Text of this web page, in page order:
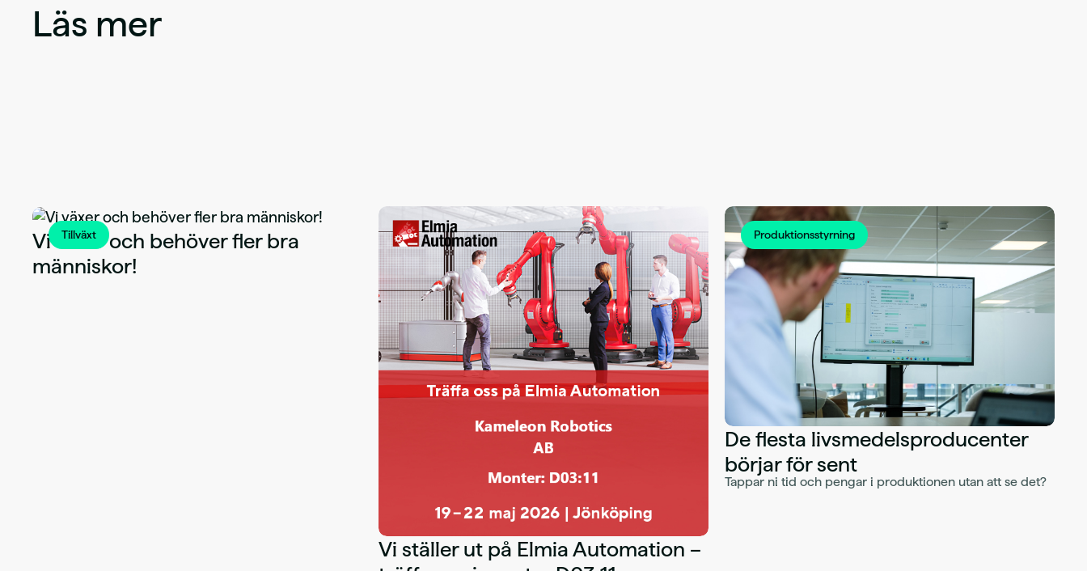
Läs mer
Tillväxt
Vi växer och behöver fler bra
människor!
Vi ställer ut på Elmia Automation –
Produktionsstyrning
De flesta livsmedelsproducenter
börjar för sent
Tappar ni tid och pengar i produktionen utan att se det?